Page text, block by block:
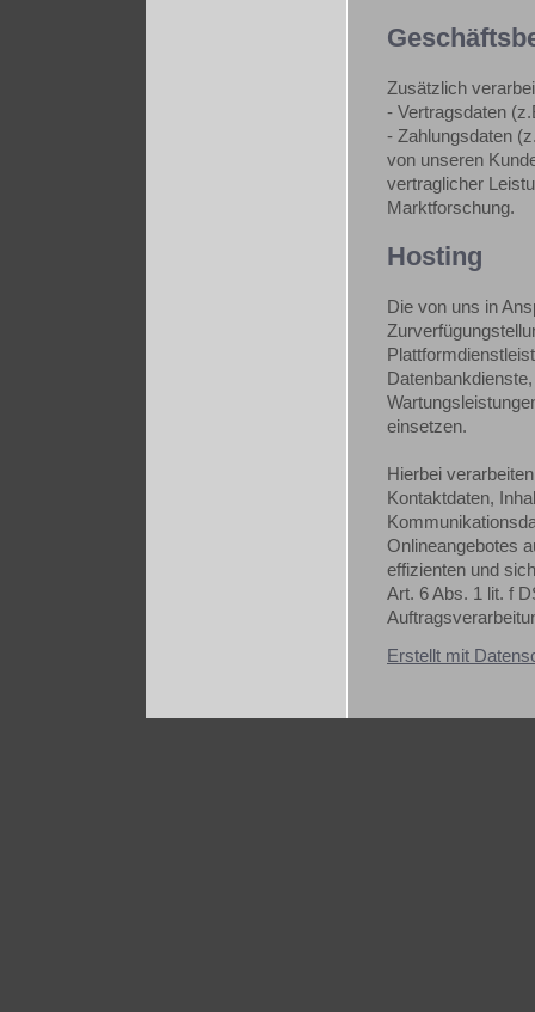
Zusätzlich
- Vertragsdaten
- Zahlungsdaten
von unseren
vertraglicher
Marktforschung.
Hosting
Die von uns in
einsetzen.
Hierbei
Kontaktdaten,
Onlineangebotes
effizienten und
Art. 6 Abs. 1 lit. f
Erstellt mit